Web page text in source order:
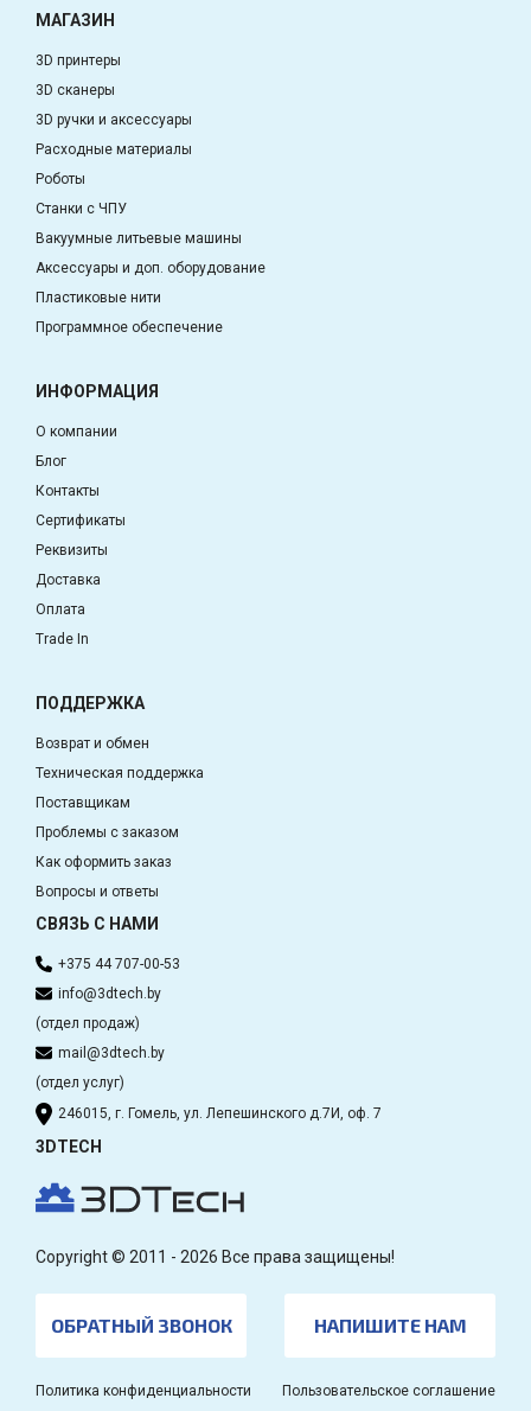
МАГАЗИН
3D принтеры
3D сканеры
3D ручки и аксессуары
Расходные материалы
Роботы
Станки с ЧПУ
Вакуумные литьевые машины
Аксессуары и доп. оборудование
Пластиковые нити
Программное обеспечение
ИНФОРМАЦИЯ
О компании
Блог
Контакты
Сертификаты
Реквизиты
Доставка
Оплата
Trade In
ПОДДЕРЖКА
Возврат и обмен
Техническая поддержка
Поставщикам
Проблемы с заказом
Как оформить заказ
Вопросы и ответы
СВЯЗЬ С НАМИ
+375 44 707-00-53
info@3dtech.by
(отдел продаж)
mail@3dtech.by
(отдел услуг)
246015, г. Гомель, ул. Лепешинского д.7И, оф. 7
3DTECH
Copyright © 2011 - 2026 Все права защищены!
ОБРАТНЫЙ ЗВОНОК НАПИШИТЕ НАМ
Политика конфиденциальности Пользовательское соглашение